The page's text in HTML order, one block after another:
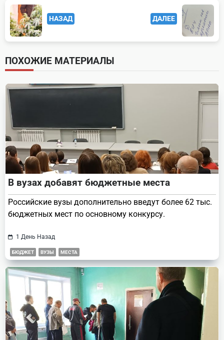
<span
class="nav-
subtitle
screen-
reader-
text">Page</span>
НАЗАД ДАЛЕЕ
ПОХОЖИЕ МАТЕРИАЛЫ
В вузах добавят бюджетные места
Российские вузы дополнительно введут более 62 тыс.
бюджетных мест по основному конкурсу.
1 День Назад
БЮДЖЕТ ВУЗЫ МЕСТА